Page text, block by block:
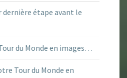
dernière étape avant le
du Monde en images…
Tour du Monde en